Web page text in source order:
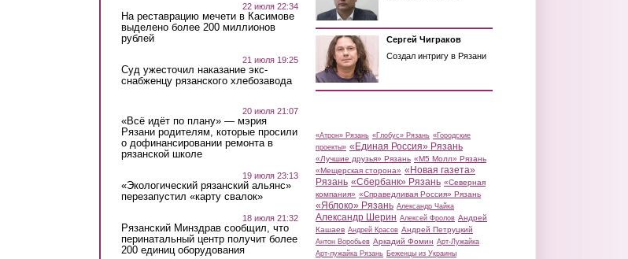
22 июля 22:34
На реставрацию мечети в Касимове
выделено более 200 миллионов
рублей
21 июля 19:25
Суд ужесточил наказание экс-
снабженцу рязанского хлебозавода
20 июля 21:07
«Всё идёт по плану» — мэрия
Рязани родителям, которые просили
о дофинансировании ремонта в
рязанской школе
19 июля 23:13
«Экологический рязанский альянс»
перезапустил «карту свалок»
18 июля 21:32
Рязанский Минздрав сообщил, что
перинатальный центр получит более
200 единиц оборудования
Сергей Чиграков
Создал интригу в Рязани
«Атрон» Рязань «Глобус» Рязань «Городские
проекты» «Единая Россия» Рязань
«Лучшие друзья» Рязань «М5 Молл» Рязань
«Мещерская сторона» «Новая газета»
Рязань «Сбербанк» Рязань «Северная
компания» «Справедливая Россия» Рязань
«Яблоко» Рязань Александр Чайка
Александр Шерин Алексей Фролов Андрей
Кашаев Андрей Красов Андрей Петруцкий
Антон Воробьев Аркадий Фомин Арт-Лужайка
Арт-лужайка Рязань Беженцы из Украины